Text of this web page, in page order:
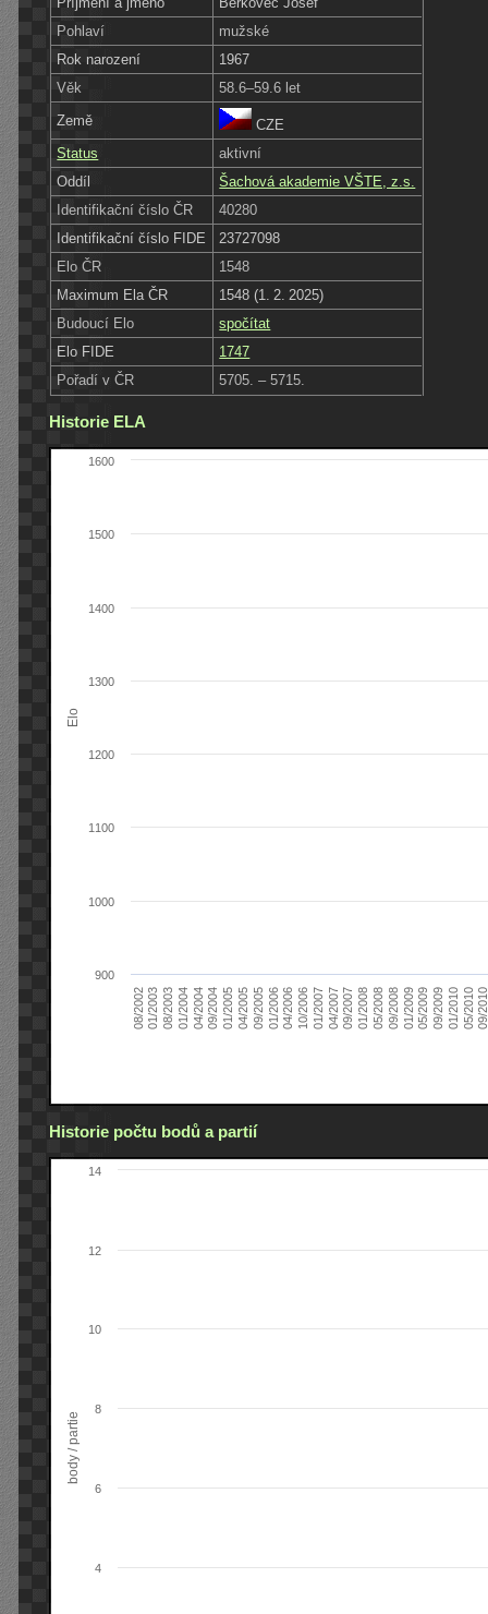
Pohlaví
mužské
Rok narození
1967
Věk
58.6–59.6 let
Země
CZE
Status
aktivní
Oddíl
Šachová akademie VŠTE, z.s.
Identifikační číslo ČR
40280
Identifikační číslo FIDE
23727098
Elo ČR
1548
Maximum Ela ČR
1548 (1. 2. 2025)
Budoucí Elo
spočítat
Elo FIDE
1747
Pořadí v ČR
5705. – 5715.
Historie ELA
Elo
08/200201/200308/200301/200404/200409/200401/200504/200509/200501/200604/200610/200601/200704/200709/200701/200805/200809/200801/200905/200909/200901/201005/201009/
900
1000
1100
1200
1300
1400
1500
1600
Historie počtu bodů a partií
body / partie
4
6
8
10
12
14